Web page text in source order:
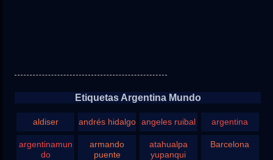
Etiquetas Argentina Mundo
aldiser andrés hidalgo angeles ruibal argentina
argentinamun
do
armando
puente
atahualpa
yupanqui
Barcelona